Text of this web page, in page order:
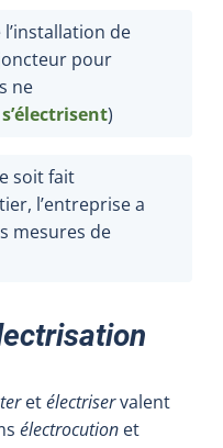
de
pour
ne
s’électrisent)
soit fait
l’entreprise a
mesures de
etélectriservalent
électrocution et